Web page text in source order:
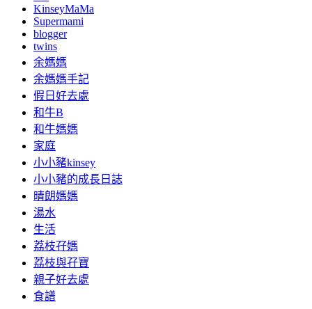
KinseyMaMa
Supermami
blogger
twins
余媽媽
余媽媽手記
假日好去處
和牛B
和牛媽媽
家庭
小小豬kinsey
小小豬的成長日誌
晴朗媽媽
湯水
生活
荔枝孖媽
荔枝與孖寶
親子好去處
食譜